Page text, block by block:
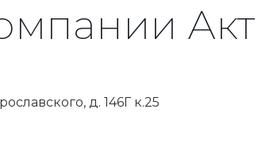
д. 146Г к.25